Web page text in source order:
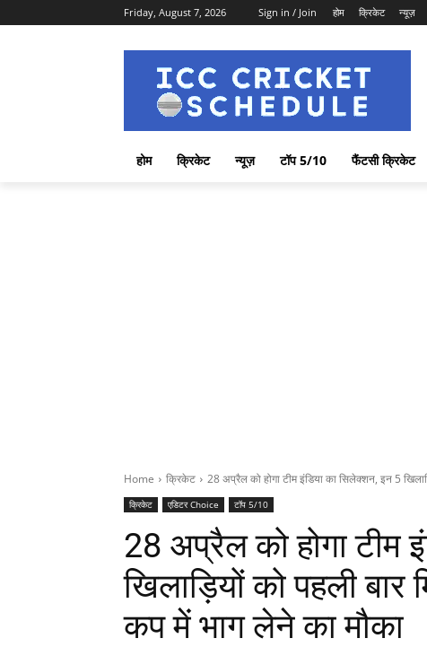
Friday, August 7, 2026 Sign in / Join होम क्रिकेट न्यूज़
होम क्रिकेट न्यूज़ टॉप 5/10 फैंटसी क्रिकेट
Home क्रिकेट 28 अप्रैल को होगा टीम इंडिया का सिलेक्शन, इन 5
क्रिकेट एडिटर Choice टॉप 5/10
28 अप्रैल को होगा टीम
खिलाड़ियों को पहली
कप में भाग लेने का मौका